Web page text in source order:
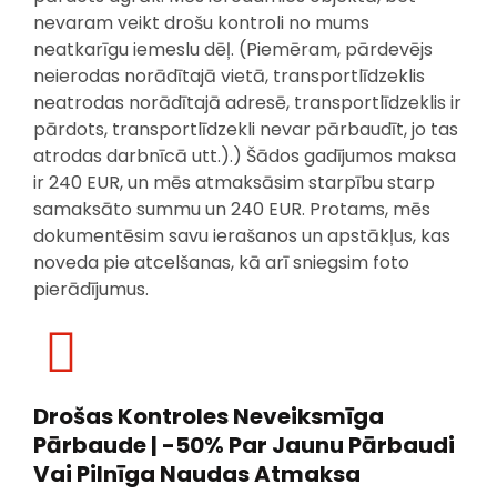
nevaram veikt drošu kontroli no mums
neatkarīgu iemeslu dēļ. (Piemēram, pārdevējs
neierodas norādītajā vietā, transportlīdzeklis
neatrodas norādītajā adresē, transportlīdzeklis ir
pārdots, transportlīdzekli nevar pārbaudīt, jo tas
atrodas darbnīcā utt.).) Šādos gadījumos maksa
ir 240 EUR, un mēs atmaksāsim starpību starp
samaksāto summu un 240 EUR. Protams, mēs
dokumentēsim savu ierašanos un apstākļus, kas
noveda pie atcelšanas, kā arī sniegsim foto
pierādījumus.
Drošas Kontroles Neveiksmīga
Pārbaude | -50% Par Jaunu Pārbaudi
Vai Pilnīga Naudas Atmaksa